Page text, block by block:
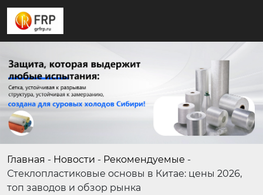
Главная - Новости - Рекомендуемые -
Стеклопластиковые основы в Китае: цены 2026,
топ заводов и обзор рынка